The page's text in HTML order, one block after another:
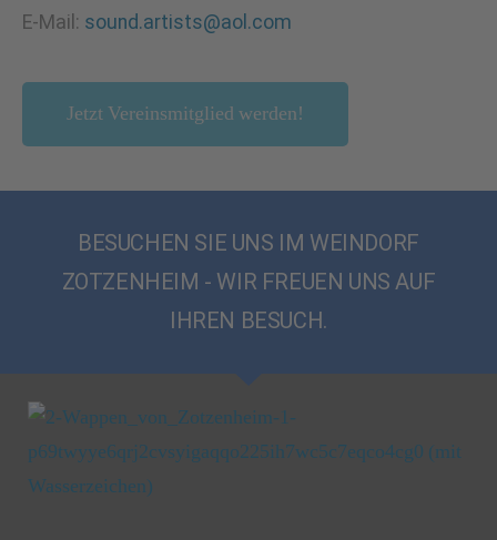
E-Mail: sound.artists@aol.com
Jetzt Vereinsmitglied werden!
BESUCHEN SIE UNS IM WEINDORF
ZOTZENHEIM - WIR FREUEN UNS AUF
IHREN BESUCH.